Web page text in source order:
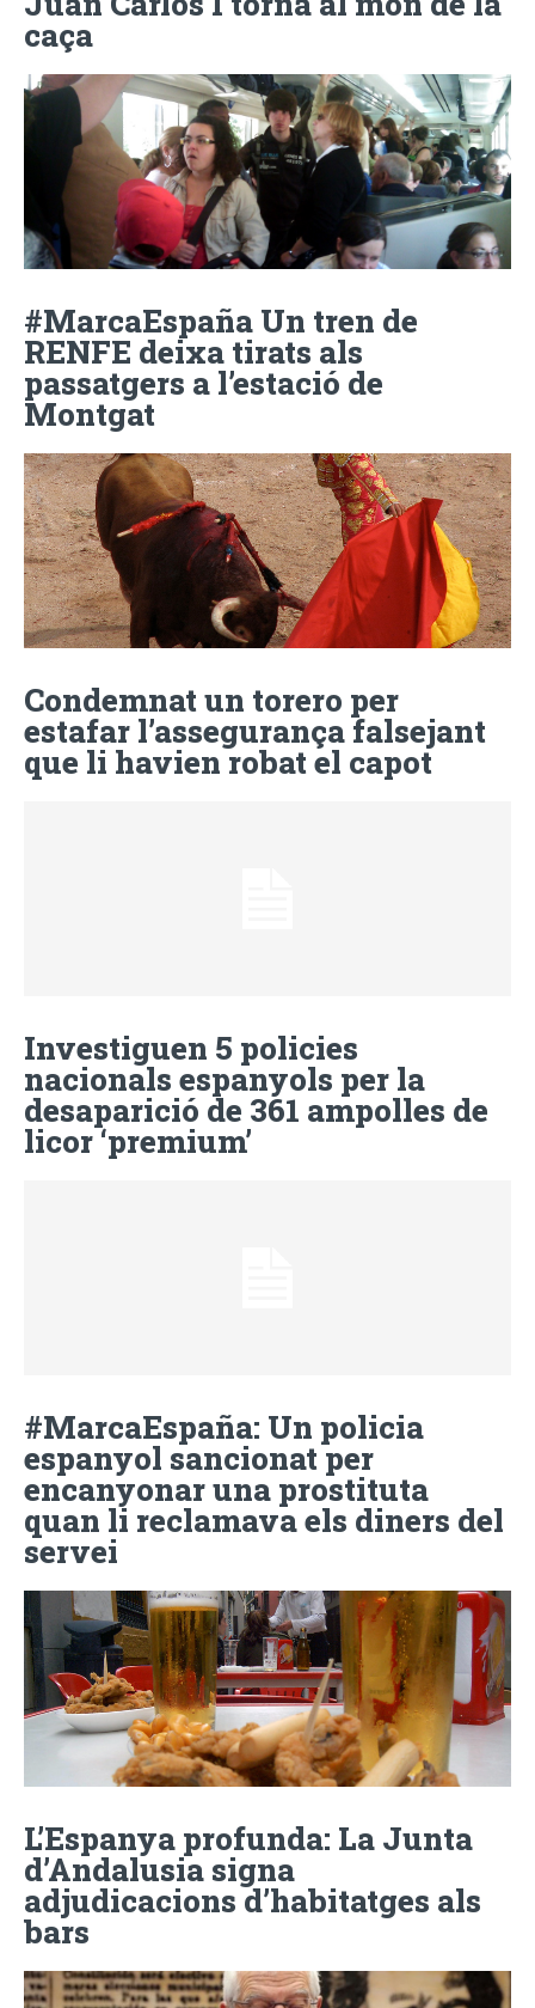
caça
#MarcaEspaña Un tren de
RENFE deixa tirats als
passatgers a l’estació de
Montgat
Condemnat un torero per
estafar l’assegurança falsejant
que li havien robat el capot
Investiguen 5 policies
nacionals espanyols per la
desaparició de 361 ampolles de
licor ‘premium’
#MarcaEspaña: Un policia
espanyol sancionat per
encanyonar una prostituta
quan li reclamava els diners del
servei
L’Espanya profunda: La Junta
d’Andalusia signa
adjudicacions d’habitatges als
bars